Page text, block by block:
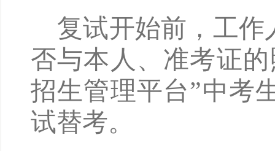
复试开始前，工
否与本人、准考证
招生管理平台”中考
试替考。